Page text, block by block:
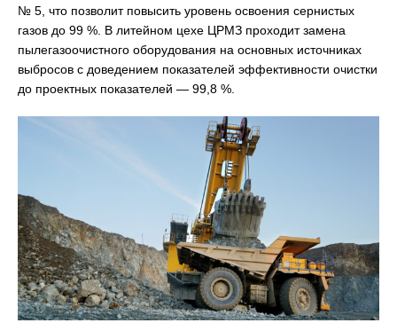
№ 5, что позволит повысить уровень освоения сернистых
газов до 99 %. В литейном цехе ЦРМЗ проходит замена
пылегазоочистного оборудования на основных источниках
выбросов с доведением показателей эффективности очистки
до проектных показателей — 99,8 %.